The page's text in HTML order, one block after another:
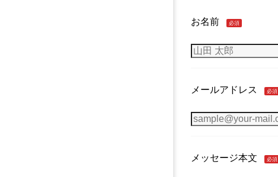
お名前 必須
メールアドレス 必須
メッセージ本文 必須